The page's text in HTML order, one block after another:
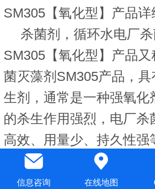
SM305【氧化型】产品详
杀菌剂，循环水电厂杀
SM305【氧化型】产品
菌灭藻剂SM305产品，
生剂，通常是一种强氧化
的杀生作用强烈，电厂杀
高效、用量少、持久性强
信息咨询 在线地图